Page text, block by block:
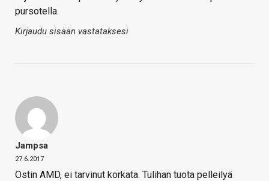
pursotella.
Kirjaudu sisään vastataksesi
Jampsa
27.6.2017
Ostin AMD, ei tarvinut korkata. Tulihan tuota pelleilyä